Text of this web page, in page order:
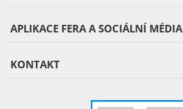
APLIKACE FERA A SOCIÁLNÍ MÉDIA
KONTAKT